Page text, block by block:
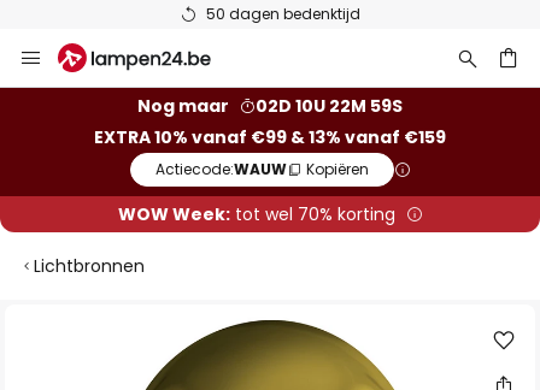
50 dagen bedenktijd
naar
Nog maar
02D 10U 22M 59S
EXTRA 10% vanaf €99 & 13% vanaf €159
Actiecode:WAUW Kopiëren
WOW Week:tot wel 70% korting
Lichtbronnen